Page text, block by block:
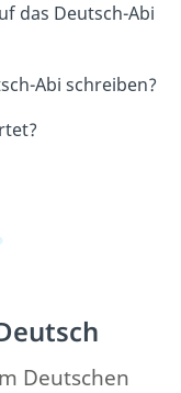
das Deutsch-Abi
Abi schreiben?
Deutschen